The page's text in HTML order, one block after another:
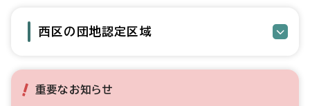
西区の団地認定区域
重要なお知らせ